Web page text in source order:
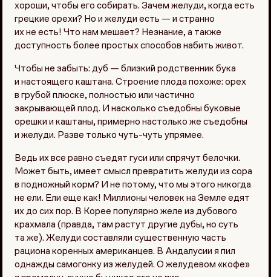
хороши, чтобы его собирать. Зачем желуди, когда есть
грецкие орехи? Но и желуди есть — и странно
их не есть! Что нам мешает? Незнание, а также
доступность более простых способов набить живот.
Чтобы не забыть: дуб — близкий родственник бука
и настоящего каштана. Строение плода похоже: орех
в грубой плюске, полностью или частично
закрывающей плод. И насколько съедобны буковые
орешки и каштаны, примерно настолько же съедобны
и желуди. Разве только чуть-чуть упрямее.
Ведь их все равно съедят гуси или спрячут белочки.
Может быть, имеет смысл превратить желуди из сора
в подножный корм? И не потому, что мы этого никогда
не ели. Ели еще как! Миллионы человек на Земле едят
их до сих пор. В Корее популярно желе из дубового
крахмала (правда, там растут другие дубы, но суть
та же). Желуди составляли существенную часть
рациона коренных американцев. В Андалусии я пил
однажды самогонку из желудей. О желудевом «кофе»